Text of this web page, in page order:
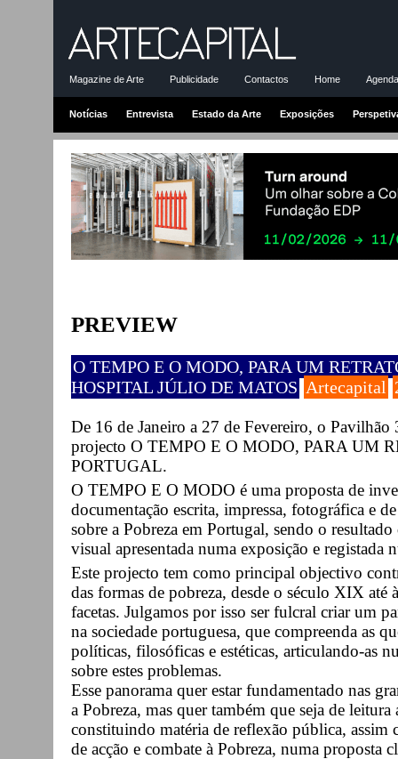
Magazine de Arte Publicidade Contactos Home
Notícias Entrevista Estado da Arte Exposições
PREVIEW
O TEMPO E O MODO, PARA UM
HOSPITAL JÚLIO DE MATOS Artecapital
De 16 de Janeiro a 27 de Fevereiro, o
projecto O TEMPO E O MODO, PARA UM
PORTUGAL.
O TEMPO E O MODO é uma proposta de
documentação escrita, impressa, fotográfica e
sobre a Pobreza em Portugal, sendo o
visual apresentada numa exposição e registada
Este projecto tem como principal objectivo
das formas de pobreza, desde o século XIX até
facetas. Julgamos por isso ser fulcral criar um
na sociedade portuguesa, que compreenda as
políticas, filosóficas e estéticas, articulando-as
sobre estes problemas.
Esse panorama quer estar fundamentado nas
a Pobreza, mas quer também que seja de
constituindo matéria de reflexão pública, assim
de acção e combate à Pobreza, numa proposta